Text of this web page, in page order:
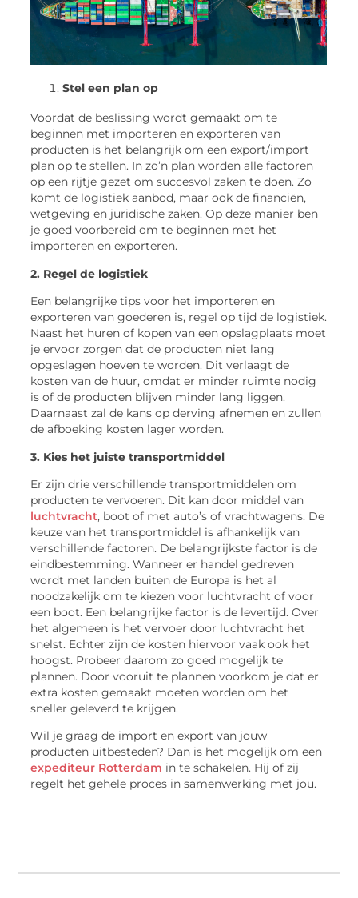
Stel een plan op
Voordat de beslissing wordt gemaakt om te
beginnen met importeren en exporteren van
producten is het belangrijk om een export/import
plan op te stellen. In zo’n plan worden alle factoren
op een rijtje gezet om succesvol zaken te doen. Zo
komt de logistiek aanbod, maar ook de financiën,
wetgeving en juridische zaken. Op deze manier ben
je goed voorbereid om te beginnen met het
importeren en exporteren.
2. Regel de logistiek
Een belangrijke tips voor het importeren en
exporteren van goederen is, regel op tijd de logistiek.
Naast het huren of kopen van een opslagplaats moet
je ervoor zorgen dat de producten niet lang
opgeslagen hoeven te worden. Dit verlaagt de
kosten van de huur, omdat er minder ruimte nodig
is of de producten blijven minder lang liggen.
Daarnaast zal de kans op derving afnemen en zullen
de afboeking kosten lager worden.
3. Kies het juiste transportmiddel
Er zijn drie verschillende transportmiddelen om
producten te vervoeren. Dit kan door middel van
luchtvracht, boot of met auto’s of vrachtwagens. De
keuze van het transportmiddel is afhankelijk van
verschillende factoren. De belangrijkste factor is de
eindbestemming. Wanneer er handel gedreven
wordt met landen buiten de Europa is het al
noodzakelijk om te kiezen voor luchtvracht of voor
een boot. Een belangrijke factor is de levertijd. Over
het algemeen is het vervoer door luchtvracht het
snelst. Echter zijn de kosten hiervoor vaak ook het
hoogst. Probeer daarom zo goed mogelijk te
plannen. Door vooruit te plannen voorkom je dat er
extra kosten gemaakt moeten worden om het
sneller geleverd te krijgen.
Wil je graag de import en export van jouw
producten uitbesteden? Dan is het mogelijk om een
expediteur Rotterdam in te schakelen. Hij of zij
regelt het gehele proces in samenwerking met jou.